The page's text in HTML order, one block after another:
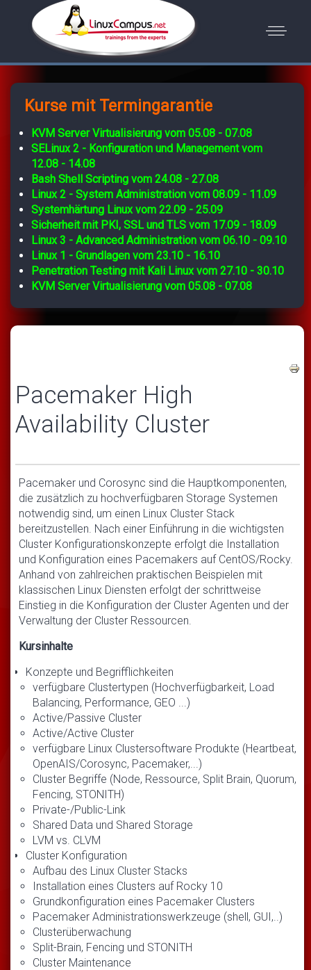
Kurse mit Termingarantie
KVM Server Virtualisierung vom 05.08 - 07.08
SELinux 2 - Konfiguration und Management vom
12.08 - 14.08
Bash Shell Scripting vom 24.08 - 27.08
Linux 2 - System Administration vom 08.09 - 11.09
Systemhärtung Linux vom 22.09 - 25.09
Sicherheit mit PKI, SSL und TLS vom 17.09 - 18.09
Linux 3 - Advanced Administration vom 06.10 - 09.10
Linux 1 - Grundlagen vom 23.10 - 16.10
Penetration Testing mit Kali Linux vom 27.10 - 30.10
KVM Server Virtualisierung vom 05.08 - 07.08
Pacemaker High
Availability Cluster
Pacemaker und Corosync sind die Hauptkomponenten,
die zusätzlich zu hochverfügbaren Storage Systemen
notwendig sind, um einen Linux Cluster Stack
bereitzustellen. Nach einer Einführung in die wichtigsten
Cluster Konfigurationskonzepte erfolgt die Installation
und Konfiguration eines Pacemakers auf CentOS/Rocky.
Anhand von zahlreichen praktischen Beispielen mit
klassischen Linux Diensten erfolgt der schrittweise
Einstieg in die Konfiguration der Cluster Agenten und der
Verwaltung der Cluster Ressourcen.
Kursinhalte
Konzepte und Begrifflichkeiten
verfügbare Clustertypen (Hochverfügbarkeit, Load
Balancing, Performance, GEO ...)
Active/Passive Cluster
Active/Active Cluster
verfügbare Linux Clustersoftware Produkte (Heartbeat,
OpenAIS/Corosync, Pacemaker,...)
Cluster Begriffe (Node, Ressource, Split Brain, Quorum,
Fencing, STONITH)
Private-/Public-Link
Shared Data und Shared Storage
LVM vs. CLVM
Cluster Konfiguration
Aufbau des Linux Cluster Stacks
Installation eines Clusters auf Rocky 10
Grundkonfiguration eines Pacemaker Clusters
Pacemaker Administrationswerkzeuge (shell, GUI,..)
Clusterüberwachung
Split-Brain, Fencing und STONITH
Cluster Maintenance